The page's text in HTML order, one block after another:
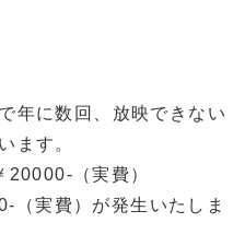
年に数回、放映できない
ます。
（実費）
実費）が発生いたしま